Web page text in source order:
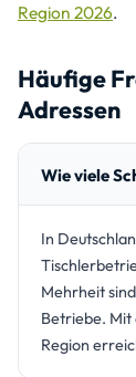
Region 2026.
Häufige
Adressen
Wie viele
In
Mehrheit
Betriebe. Mit
Region